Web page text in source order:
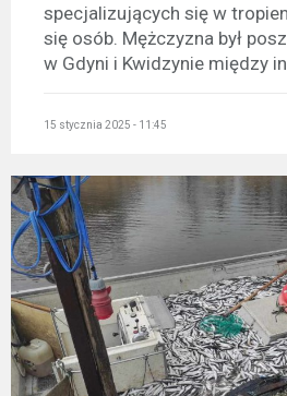
specjalizujących się w
się osób. Mężczyzna był
w Gdyni i Kwidzynie między
15 stycznia 2025 - 11:45